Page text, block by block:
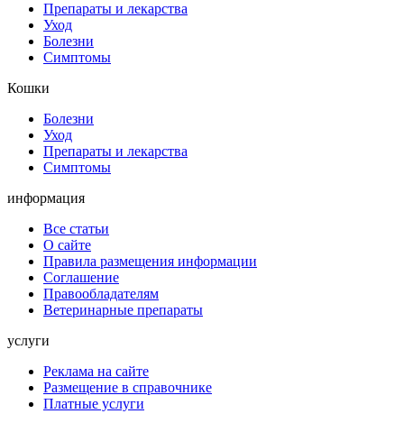
Препараты и лекарства
Уход
Болезни
Симптомы
Кошки
Болезни
Уход
Препараты и лекарства
Симптомы
информация
Все статьи
О сайте
Правила размещения информации
Соглашение
Правообладателям
Ветеринарные препараты
услуги
Реклама на сайте
Размещение в справочнике
Платные услуги